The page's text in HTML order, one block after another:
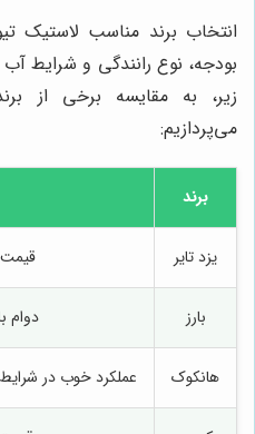
انتخاب برند مناسب لاستیک
بودجه، نوع رانندگی و شرایط
زیر، به مقایسه برخی از
می‌پردازیم:
برند
یزد تایر
بارز دوام
هانکوک عملکرد خوب در